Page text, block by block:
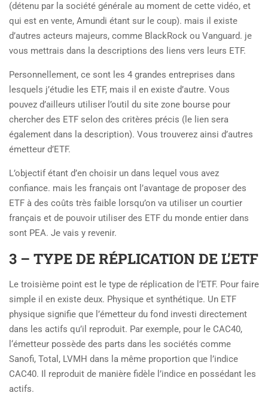
(détenu par la société générale au moment de cette vidéo, et
qui est en vente, Amundi étant sur le coup). mais il existe
d’autres acteurs majeurs, comme BlackRock ou Vanguard. je
vous mettrais dans la descriptions des liens vers leurs ETF.
Personnellement, ce sont les 4 grandes entreprises dans
lesquels j’étudie les ETF, mais il en existe d’autre. Vous
pouvez d’ailleurs utiliser l’outil du site zone bourse pour
chercher des ETF selon des critères précis (le lien sera
également dans la description). Vous trouverez ainsi d’autres
émetteur d’ETF.
L’objectif étant d’en choisir un dans lequel vous avez
confiance. mais les français ont l’avantage de proposer des
ETF à des coûts très faible lorsqu’on va utiliser un courtier
français et de pouvoir utiliser des ETF du monde entier dans
sont PEA. Je vais y revenir.
3 – TYPE DE RÉPLICATION DE L’ETF
Le troisième point est le type de réplication de l’ETF. Pour faire
simple il en existe deux. Physique et synthétique. Un ETF
physique signifie que l’émetteur du fond investi directement
dans les actifs qu’il reproduit. Par exemple, pour le CAC40,
l‘émetteur possède des parts dans les sociétés comme
Sanofi, Total, LVMH dans la même proportion que l’indice
CAC40. Il reproduit de manière fidèle l’indice en possédant les
actifs.